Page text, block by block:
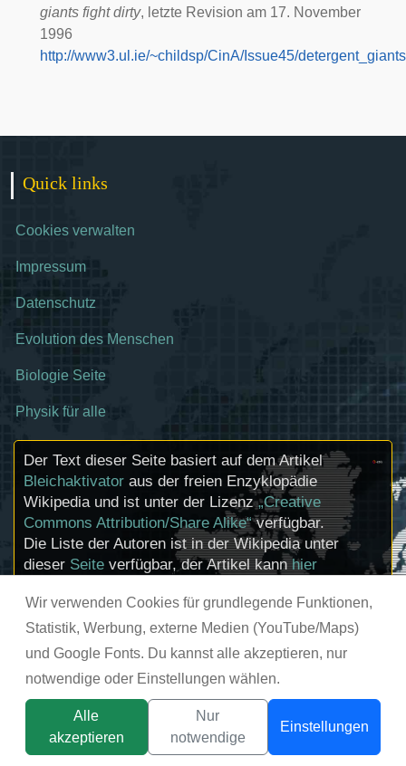
Wir verwenden Cookies für grundlegende Funktionen,
Statistik, Werbung, externe Medien (YouTube/Maps)
und Google Fonts. Du kannst alle akzeptieren, nur
notwendige oder Einstellungen wählen.
Alle
akzeptieren
Nur
notwendige
Einstellungen
giants fight dirty, letzte Revision am 17. November
1996
http://www3.ul.ie/~childsp/CinA/Issue45/
Quick links
Cookies verwalten
Impressum
Datenschutz
Evolution des Menschen
Biologie Seite
Physik für alle
Der Text dieser Seite basiert auf dem Artikel
Bleichaktivator aus der freien Enzyklopädie
Wikipedia und ist unter der Lizenz„Creative
Commons Attribution/Share Alike“verfügbar.
Die Liste der Autoren ist in der Wikipedia unter
dieser Seite verfügbar, der Artikel kann hier
Urhebern und zum Lizenzstatus eingebundener
Mediendateien (etwa Bilder oder Videos) können
im Regelfall durch Anklicken dieser abgerufen
© chemie-schule.de 2026